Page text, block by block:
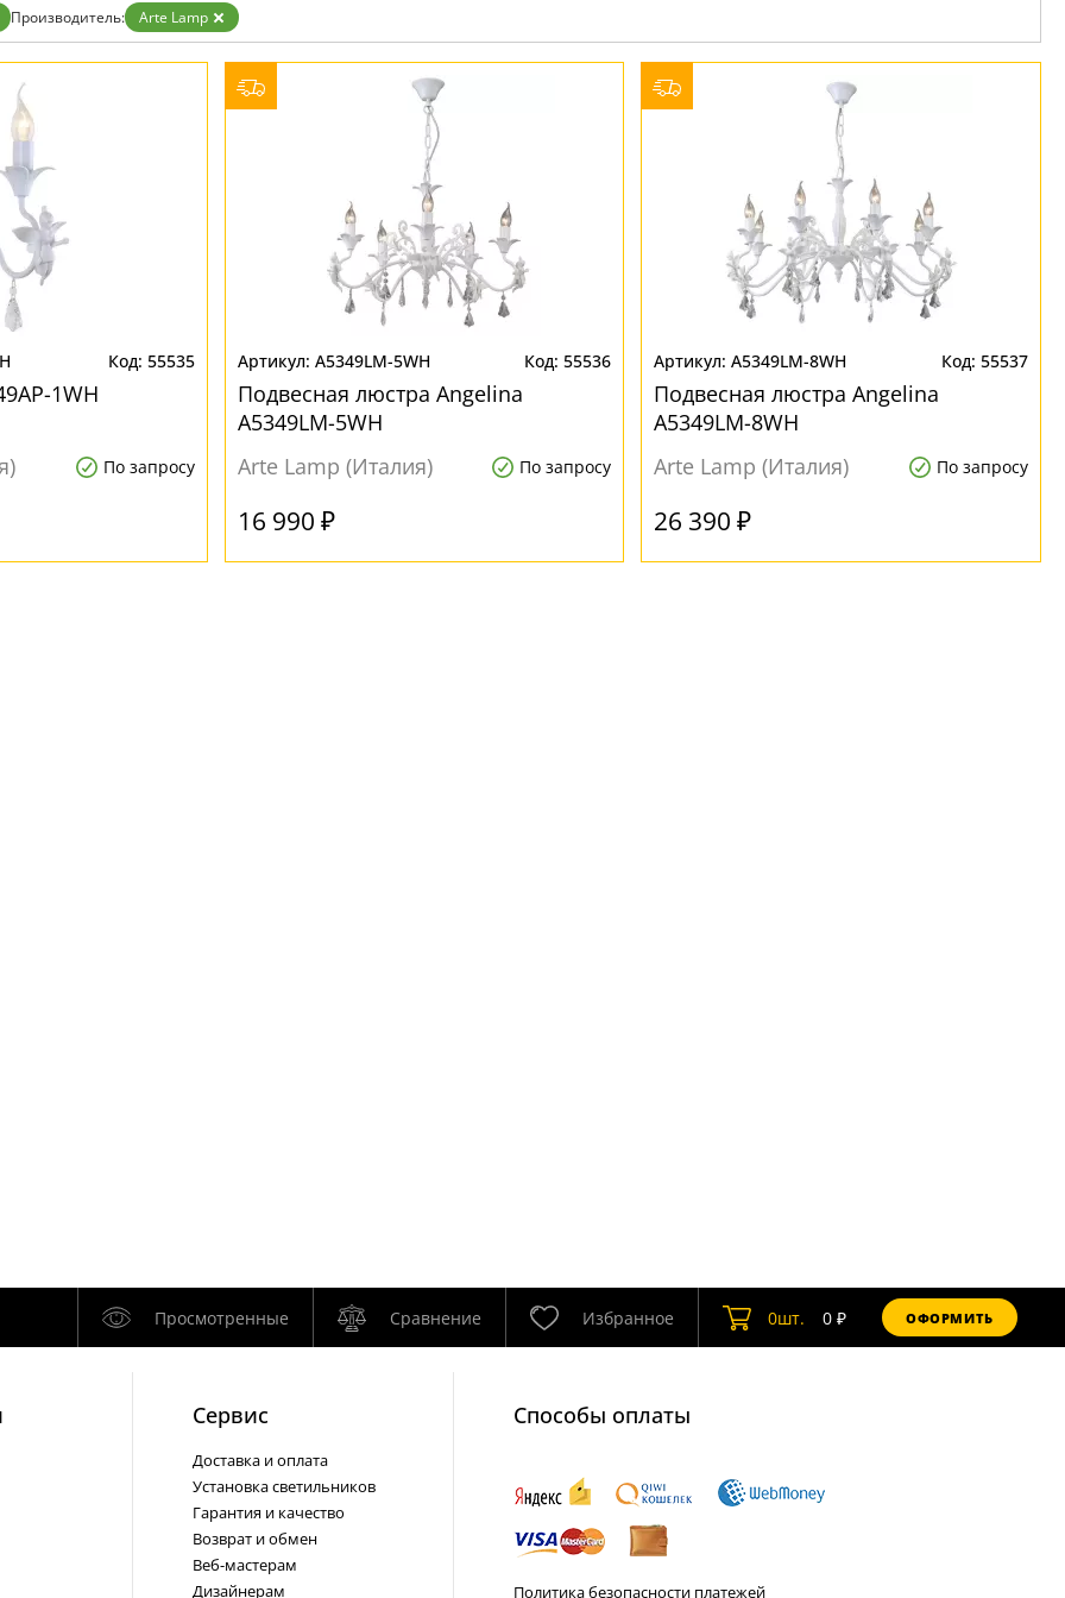
Бронза
Золото
Прозрачные
Производитель: Arte Lamp
55535
1WH
По запросу
A5349LM-5WH 55536
Подвесная люстра Angelina
A5349LM-5WH
Arte Lamp (Италия)
По запросу
16 990 ₽
A5349LM-8WH 55537
Подвесная люстра Angelina
A5349LM-8WH
Arte Lamp (Италия)
По запросу
26 390 ₽
Просмотренные Сравнение Избранное 0шт. 0₽ ОФОРМИТЬ
Cервис
Доставка и оплата
Установка светильников
Гарантия и качество
Возврат и обмен
Веб-мастерам
Дизайнерам
Способы оплаты
Политика безопасности платежей